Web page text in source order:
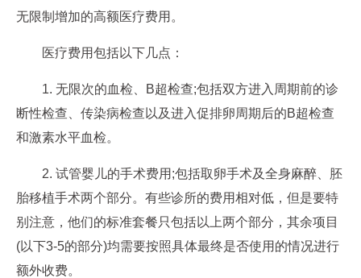
无限制增加的高额医疗费用。
医疗费用包括以下几点：
1. 无限次的血检、B超检查;包括双方进入周期前的诊
断性检查、传染病检查以及进入促排卵周期后的B超检查
和激素水平血检。
2. 试管婴儿的手术费用;包括取卵手术及全身麻醉、胚
胎移植手术两个部分。有些诊所的费用相对低，但是要特
别注意，他们的标准套餐只包括以上两个部分，其余项目
(以下3-5的部分)均需要按照具体最终是否使用的情况进行
额外收费。